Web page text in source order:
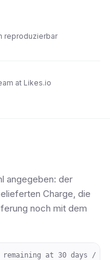
reproduzierbar
at Likes.io
angegeben: der
Charge, die
noch mit dem
at 30 days /